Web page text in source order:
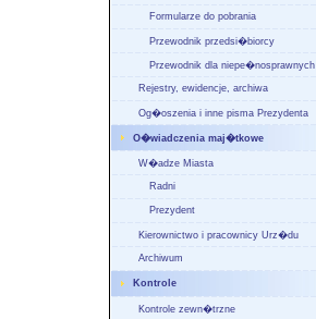
Formularze do pobrania
Przewodnik przedsi�biorcy
Przewodnik dla niepe�nosprawnych
Rejestry, ewidencje, archiwa
Og�oszenia i inne pisma Prezydenta
O�wiadczenia maj�tkowe
W�adze Miasta
Radni
Prezydent
Kierownictwo i pracownicy Urz�du
Archiwum
Kontrole
Kontrole zewn�trzne